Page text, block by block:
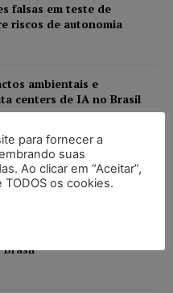
falsas em teste de
riscos de autonomia
ambientais e
centers de IA no Brasil
eletrônicas tornam-se
e lacração
Brasil
para fornecer a
suas
Ao clicar em “Aceitar”,
os cookies.